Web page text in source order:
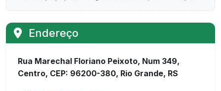
Endereço
Rua Marechal Floriano Peixoto, Num 349,
Centro, CEP: 96200-380, Rio Grande, RS